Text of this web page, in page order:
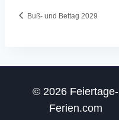
Buß- und Bettag 2029
© 2026 Feiertage-
Ferien.com